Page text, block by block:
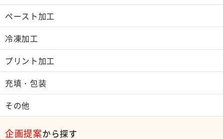
ペースト加工
冷凍加工
プリント加工
充填・包装
その他
企画提案から探す